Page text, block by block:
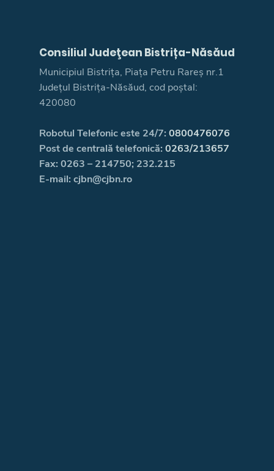
Consiliul Judeţean Bistrița-Năsăud
Municipiul Bistrița, Piața Petru Rareș nr.1
Județul Bistrița-Năsăud, cod poștal:
420080
Robotul Telefonic este 24/7: 0800476076
Post de centrală telefonică: 0263/213657
Fax: 0263 – 214750; 232.215
E-mail: cjbn@cjbn.ro